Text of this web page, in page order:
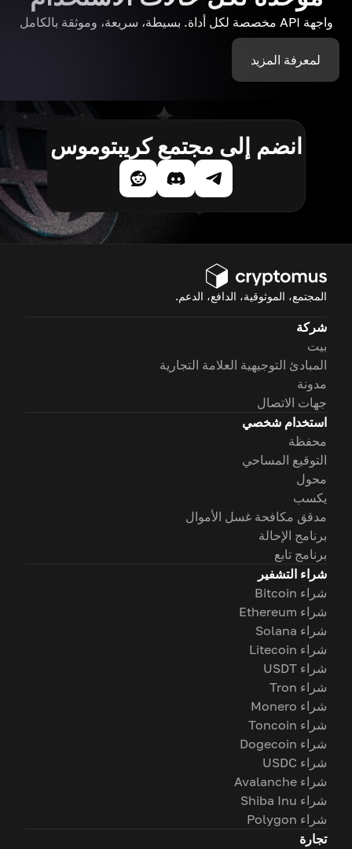
واجهة API مخصصة لكل أداة. بسيطة، سريعة، وموثقة بالكامل
لمعرفة المزيد
انضم إلى مجتمع كريبتوموس
المجتمع، الموثوقية، الدافع، الدعم.
شركة
بيت
المبادئ التوجيهية العلامة التجارية
مدونة
جهات الاتصال
استخدام شخصي
محفظة
التوقيع المساحي
محول
يكسب
مدقق مكافحة غسل الأموال
برنامج الإحالة
برنامج تابع
شراء التشفير
شراء Bitcoin
شراء Ethereum
شراء Solana
شراء Litecoin
شراء USDT
شراء Tron
شراء Monero
شراء Toncoin
شراء Dogecoin
شراء USDC
شراء Avalanche
شراء Shiba Inu
شراء Polygon
تجارة